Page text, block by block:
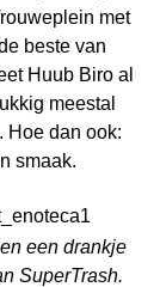
met
beste van
Huub Biro al
meestal
Hoe dan ook:
smaak.
een drankje
SuperTrash.